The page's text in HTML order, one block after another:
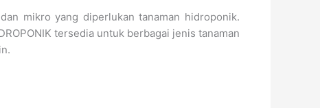
mikro yang diperlukan tanaman hidroponik.
tersedia untuk berbagai jenis tanaman